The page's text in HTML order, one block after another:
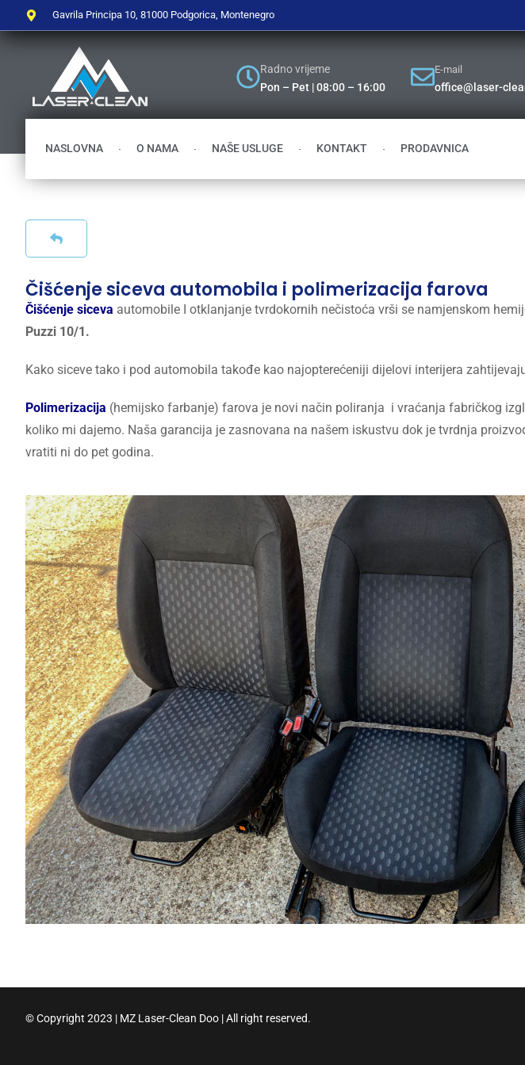
Gavrila Principa 10, 81000 Podgorica, Montenegro
Radno vrijeme
Pon – Pet | 08:00 – 16:00
E-mail
office@laser-
NASLOVNA O NAMA NAŠE USLUGE KONTAKT PRODAVNICA
Čišćenje siceva automobila i polimerizacija farova
Čišćenje siceva automobile I otklanjanje tvrdokornih nečistoća vrši se namjenskom
Puzzi 10/1.
Kako siceve tako i pod automobila takođe kao najopterećeniji dijelovi interijera
Polimerizacija (hemijsko farbanje) farova je novi način poliranja i vraćanja fabričkog
koliko mi dajemo. Naša garancija je zasnovana na našem iskustvu dok je tvrdnja
vratiti ni do pet godina.
© Copyright 2023 | MZ Laser-Clean Doo | All right reserved.